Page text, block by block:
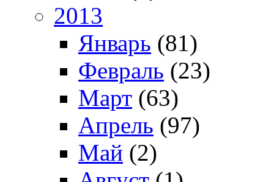
2013
Январь (81)
Февраль (23)
Март (63)
Апрель (97)
Май (2)